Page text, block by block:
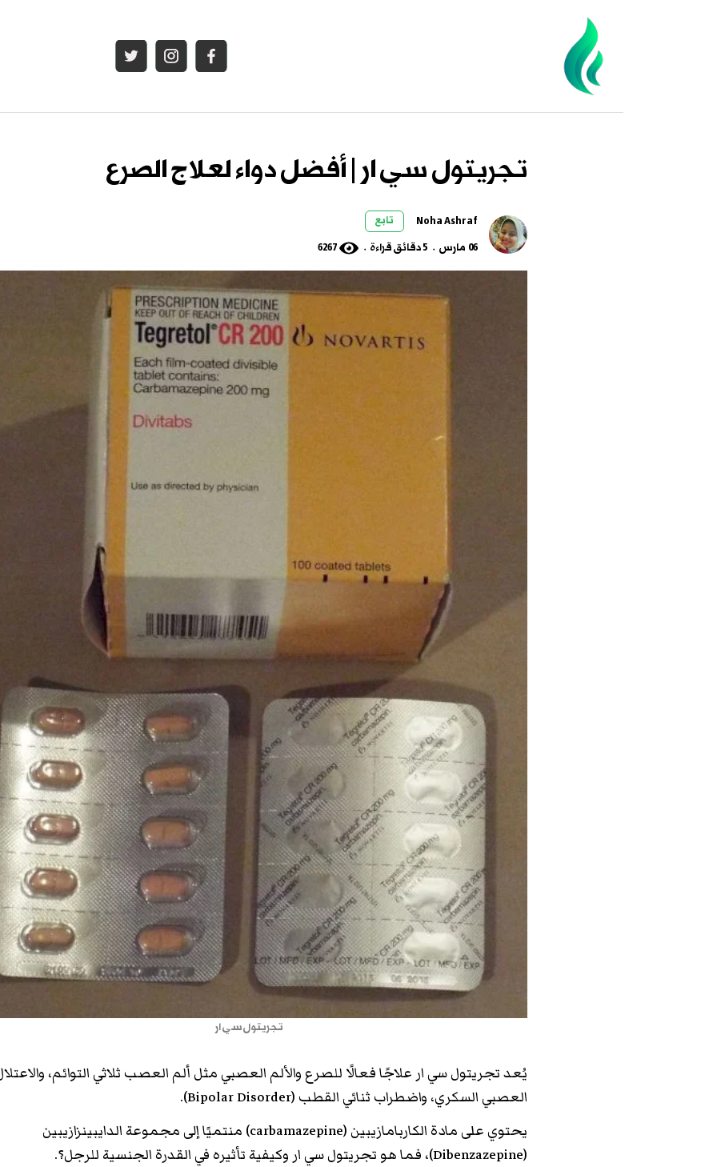
تجريتول سي ار | أفضل دواء لعلاج الصرع
Noha Ashraf
تابع
06 مارس
. 5 دقائق قراءة .
6267
تجريتول سي ار
يُعد تجريتول سي ار علاجًا فعالًا للصرع والألم العصبي مثل ألم العصب ثلاثي التوائم،
العصبي السكري، واضطراب ثنائي القطب (Bipolar Disorder).
يحتوي على مادة الكاربامازيبين (carbamazepine) منتميًا إلى مجموعة الدايبينزازيبين
(Dibenzazepine)، فما هو تجريتول سي ار وكيفية تأثيره في القدرة الجنسية للرجل؟.